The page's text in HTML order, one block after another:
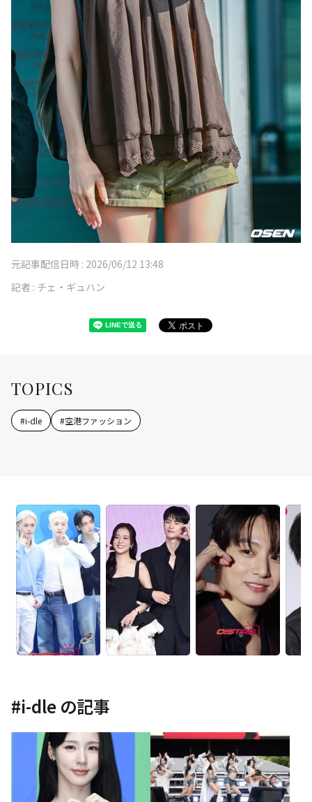
元記事配信日時 : 2026/06/12 13:48
記者 : チェ・ギュハン
TOPICS
#i-dle #空港ファッション
#i-dle の記事